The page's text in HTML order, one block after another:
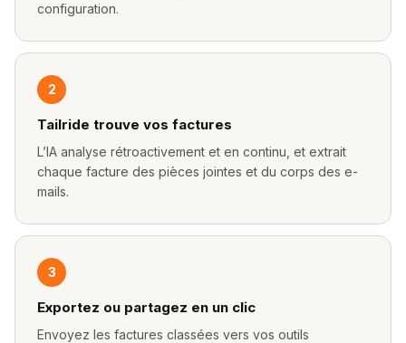
configuration.
2
Tailride trouve vos factures
L’IA analyse rétroactivement et en continu, et extrait
chaque facture des pièces jointes et du corps des e-
mails.
3
Exportez ou partagez en un clic
Envoyez les factures classées vers vos outils